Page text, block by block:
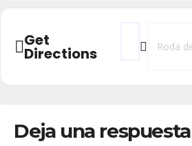
Get
Directions
Address -
Deja una respuesta